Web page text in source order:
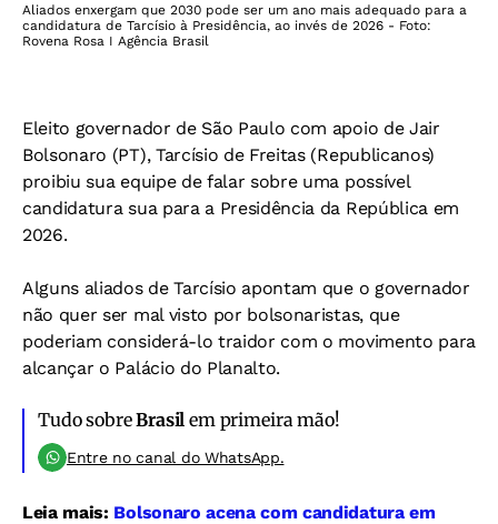
Aliados enxergam que 2030 pode ser um ano mais adequado para a
candidatura de Tarcísio à Presidência, ao invés de 2026 - Foto:
Rovena Rosa I Agência Brasil
Eleito governador de São Paulo com apoio de Jair
Bolsonaro (PT), Tarcísio de Freitas (Republicanos)
proibiu sua equipe de falar sobre uma possível
candidatura sua para a Presidência da República em
2026.
Alguns aliados de Tarcísio apontam que o governador
não quer ser mal visto por bolsonaristas, que
poderiam considerá-lo traidor com o movimento para
alcançar o Palácio do Planalto.
Tudo sobreBrasil em primeira mão!
Entre no canal do WhatsApp.
Leia mais: Bolsonaro acena com candidatura em